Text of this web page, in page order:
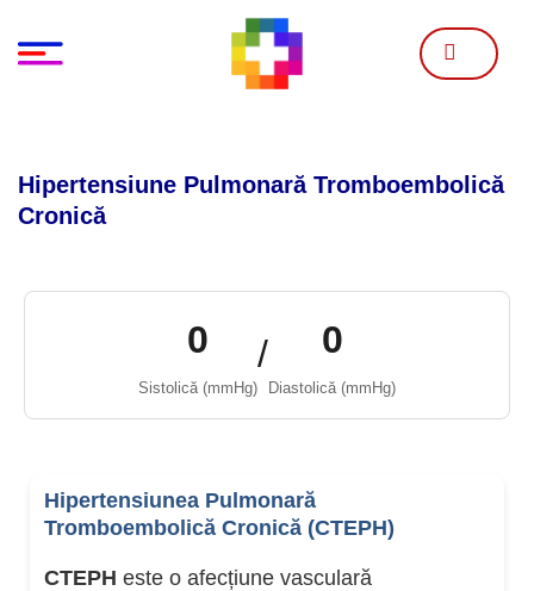
content
Hipertensiune Pulmonară Tromboembolică
Cronică
0
Sistolică (mmHg)
/ 0
Diastolică (mmHg)
Hipertensiunea Pulmonară
Tromboembolică Cronică (CTEPH)
CTEPH este o afecțiune vasculară